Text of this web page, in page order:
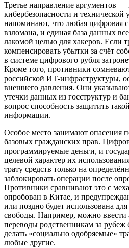
Третье направление аргументов
кибербезопасности и технической
напоминают, что любая цифровая
взломана, и единая база данных
лакомой целью для хакеров. Если
компенсировать убытки за счёт
в системе цифрового рубля
Кроме того, противники
российской ИТ-инфраструктуры,
внешнего давления. Они
утечки данных из госструктур и
вопрос способность защитить
информации.
Особое место занимают опасения
базовых гражданских прав.
программируемые деньги, и
целевой характер их
трату средств только на
заблокировать операции после
Противники сравнивают это с
опробован в Китае, и
или поздно будет использована
свободы. Например, можно ввести
переводы родственникам за рубеж
делать «социально одобряемые»
любые другие.